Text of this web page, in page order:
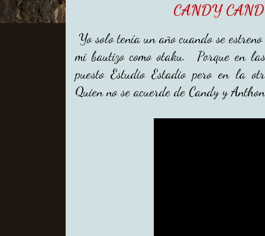
CANDY
Yo solo tenía un año cuando se
mi bautizo como otaku. Porque en
puesto Estudio Estadio pero en la
Quien no se acuerde de Candy y